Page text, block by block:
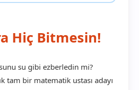
Hiç Bitmesin!
su gibi ezberledin mi?
tam bir matematik ustası adayı